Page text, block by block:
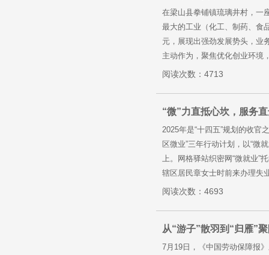
在梁山县拳铺镇琉璃井村，一
最大的工业（化工、制药、食
元，展现出强劲发展势头，业
主动作为，聚焦优化创业环境
阅读次数：4713
“微”力直抵心坎，服务
2025年是“十四五”规划的收官
区微业”三年行动计划，以“微
上。网格驿站织密网“微就业”
辖区居民章女士时前来办理失
阅读次数：4693
从“游子”散羽到“归雁”
7月19日，《中国劳动保障报